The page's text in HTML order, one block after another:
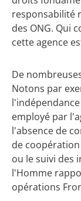
responsabilité
des ONG. Qui
cette agence
De
Notons par
employé par
l'absence de
de
ou le suivi des
l'Homme
opérations